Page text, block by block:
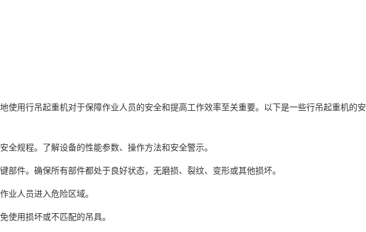
用行吊起重机对于保障作业人员的安全和提高工作效率至关重要。以下是一些行吊起重机的安
规程。了解设备的性能参数、操作方法和安全警示。
件。确保所有部件都处于良好状态，无磨损、裂纹、变形或其他损坏。
人员进入危险区域。
用损坏或不匹配的吊具。